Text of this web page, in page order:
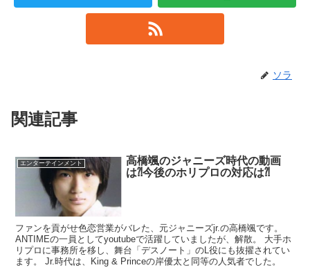
ソラ
関連記事
エンターテインメント
高橋颯のジャニーズ時代の動画
は⁈今後のホリプロの対応は⁈
ファンを貢がせ色恋営業がバレた、元ジャニーズjr.の高橋颯です。
ANTIMEの一員としてyoutubeで活躍していましたが、解散。 大手ホ
リプロに事務所を移し、舞台「デスノート」のL役にも抜擢されてい
ます。 Jr.時代は、King & Princeの岸優太と同等の人気者でした。